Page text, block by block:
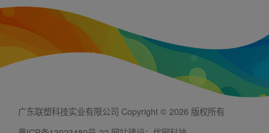
广东联塑科技实业有限公司 Copyright © 2026 版权所有